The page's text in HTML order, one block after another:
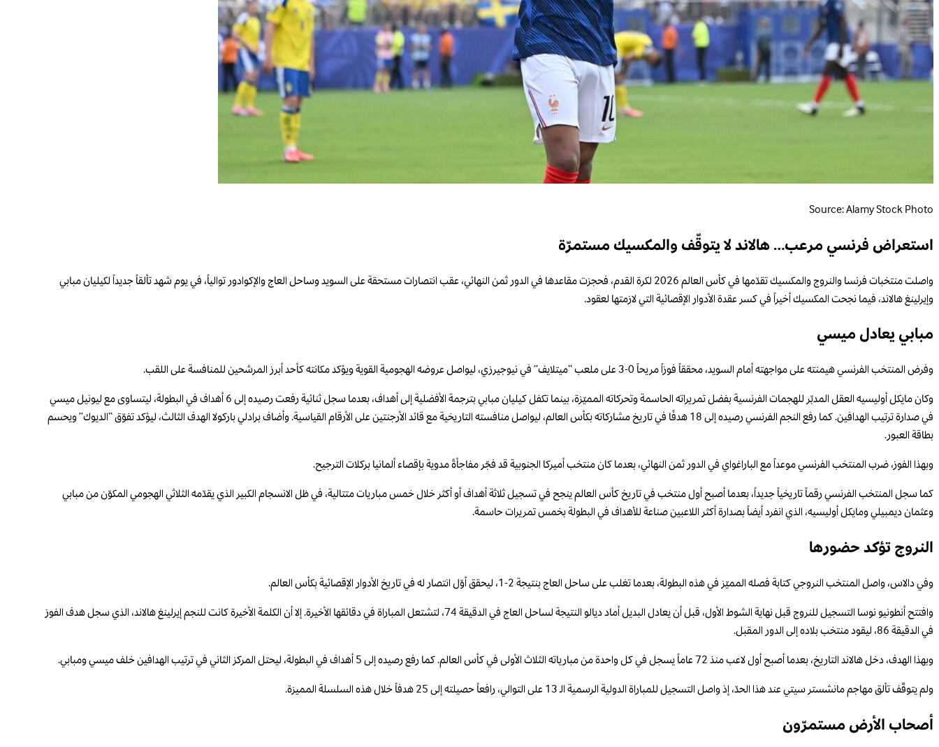
Source: Alamy Stock Photo
استعراض فرنسي مرعب… هالاند لا يتوقّف والمكسيك مستمرّة
واصلت منتخبات فرنسا والنروج والمكسيك تقدّمها في كأس العالم 2026 لكرة القدم، فحجزت مقاعدها في الدور ثمن النهائي، عقب انتصارات مستحقة على السويد وساحل العاج والإكوادور توالياً، في يوم شهد تألقاً جديداً لكيليان مبابي
وإيرلينغ هالاند، فيما نجحت المكسيك أخيراً في كسر عقدة الأدوار الإقصائية التي لازمتها لعقود.
مبابي يعادل ميسي
وفرض المنتخب الفرنسي هيمنته على مواجهته أمام السويد، محققاً فوزاً مريحاً 0-3 على ملعب “ميتلايف” في نيوجيرزي، ليواصل عروضه الهجومية القوية ويؤكد مكانته كأحد أبرز المرشحين للمنافسة على اللقب.
وكان مايكل أوليسيه العقل المدبّر للهجمات الفرنسية بفضل تمريراته الحاسمة وتحركاته المميّزة، بينما تكفل كيليان مبابي بترجمة الأفضلية إلى أهداف، بعدما سجل ثنائية رفعت رصيده إلى 6 أهداف في البطولة، ليتساوى مع ليونيل ميسي
في صدارة ترتيب الهدافين. كما رفع النجم الفرنسي رصيده إلى 18 هدفًا في تاريخ مشاركاته بكأس العالم، ليواصل منافسته التاريخية مع قائد الأرجنتين على الأرقام القياسية. وأضاف برادلي باركولا الهدف الثالث، ليؤكد تفوّق “الديوك” ويحسم
بطاقة العبور.
وبهذا الفوز، ضرب المنتخب الفرنسي موعداً مع الباراغواي في الدور ثمن النهائي، بعدما كان منتخب أميركا الجنوبية قد فجّر مفاجأةً مدوية بإقصاء ألمانيا بركلات الترجيح.
كما سجل المنتخب الفرنسي رقماً تاريخياً جديداً، بعدما أصبح أول منتخب في تاريخ كأس العالم ينجح في تسجيل ثلاثة أهداف أو أكثر خلال خمس مباريات متتالية، في ظل الانسجام الكبير الذي يقدّمه الثلاثي الهجومي المكوّن من مبابي
وعثمان ديمبيلي ومايكل أوليسيه، الذي انفرد أيضاً بصدارة أكثر اللاعبين صناعة للأهداف في البطولة بخمس تمريرات حاسمة.
النروج تؤكد حضورها
وفي دالاس، واصل المنتخب النروجي كتابة فصله المميّز في هذه البطولة، بعدما تغلب على ساحل العاج بنتيجة 2-1، ليحقق أوّل انتصار له في تاريخ الأدوار الإقصائية بكأس العالم.
وافتتح أنطونيو نوسا التسجيل للنروج قبل نهاية الشوط الأول، قبل أن يعادل البديل أماد ديالو النتيجة لساحل العاج في الدقيقة 74، لتشتعل المباراة في دقائقها الأخيرة. إلا أن الكلمة الأخيرة كانت للنجم إيرلينغ هالاند، الذي سجل هدف الفوز
في الدقيقة 86، ليقود منتخب بلاده إلى الدور المقبل.
وبهذا الهدف، دخل هالاند التاريخ، بعدما أصبح أول لاعب منذ 72 عاماً يسجل في كل واحدة من مبارياته الثلاث الأولى في كأس العالم. كما رفع رصيده إلى 5 أهداف في البطولة، ليحتل المركز الثاني في ترتيب الهدافين خلف ميسي ومبابي.
ولم يتوقّف تألق مهاجم مانشستر سيتي عند هذا الحدّ، إذ واصل التسجيل للمباراة الدولية الرسمية الـ 13 على التوالي، رافعاً حصيلته إلى 25 هدفاً خلال هذه السلسلة المميزة.
أصحاب الأرض مستمرّون